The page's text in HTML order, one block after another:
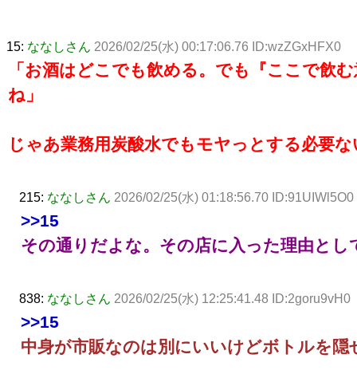
15: ななしさん 2026/02/25(水) 00:17:06.76 ID:wzZGxHFX0
「お酒はどこでも飲める。でも『ここで飲
ね」
じゃあ業務用炭酸水でもモヤっとする必要な
215: ななしさん 2026/02/25(水) 01:18:56.70 ID:91UIWl5O0
>>15
その通りだよな。その店に入った理由とし
838: ななしさん 2026/02/25(水) 12:25:41.48 ID:2goru9vH0
>>15
中身が市販なのは別にいいけどボトルを